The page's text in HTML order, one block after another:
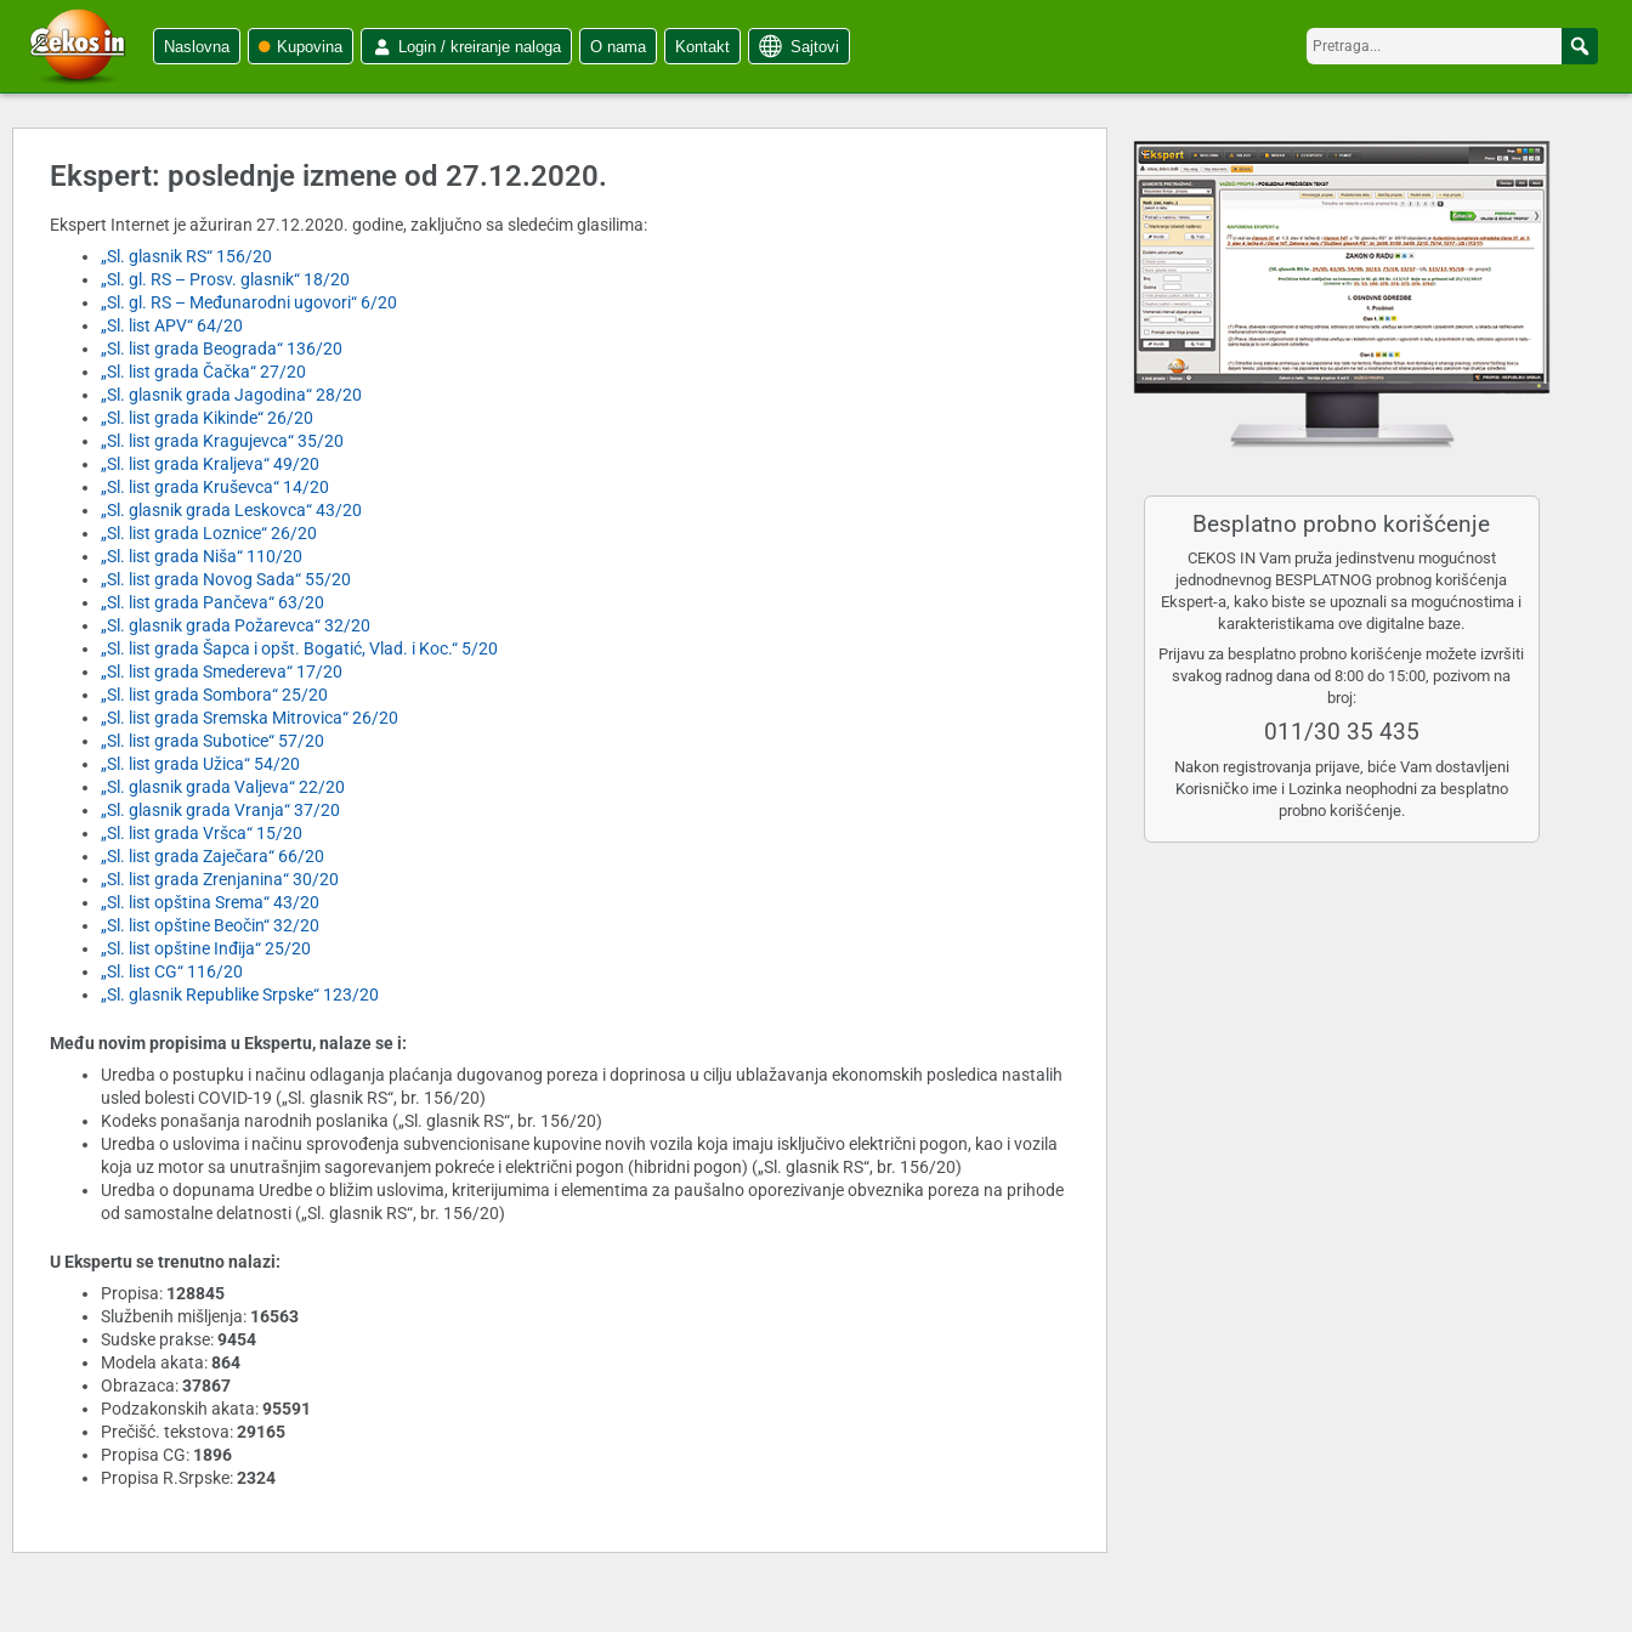
Naslovna Kupovina Login / kreiranje naloga O nama Kontakt Sajtovi
Ekspert: poslednje izmene od 27.12.2020.
Ekspert Internet je ažuriran 27.12.2020. godine, zaključno sa sledećim glasilima:
„Sl. glasnik RS“ 156/20
„Sl. gl. RS – Prosv. glasnik“ 18/20
„Sl. gl. RS – Međunarodni ugovori“ 6/20
„Sl. list APV“ 64/20
„Sl. list grada Beograda“ 136/20
„Sl. list grada Čačka“ 27/20
„Sl. glasnik grada Jagodina“ 28/20
„Sl. list grada Kikinde“ 26/20
„Sl. list grada Kragujevca“ 35/20
„Sl. list grada Kraljeva“ 49/20
„Sl. list grada Kruševca“ 14/20
„Sl. glasnik grada Leskovca“ 43/20
„Sl. list grada Loznice“ 26/20
„Sl. list grada Niša“ 110/20
„Sl. list grada Novog Sada“ 55/20
„Sl. list grada Pančeva“ 63/20
„Sl. glasnik grada Požarevca“ 32/20
„Sl. list grada Šapca i opšt. Bogatić, Vlad. i Koc.“ 5/20
„Sl. list grada Smedereva“ 17/20
„Sl. list grada Sombora“ 25/20
„Sl. list grada Sremska Mitrovica“ 26/20
„Sl. list grada Subotice“ 57/20
„Sl. list grada Užica“ 54/20
„Sl. glasnik grada Valjeva“ 22/20
„Sl. glasnik grada Vranja“ 37/20
„Sl. list grada Vršca“ 15/20
„Sl. list grada Zaječara“ 66/20
„Sl. list grada Zrenjanina“ 30/20
„Sl. list opština Srema“ 43/20
„Sl. list opštine Beočin“ 32/20
„Sl. list opštine Inđija“ 25/20
„Sl. list CG“ 116/20
„Sl. glasnik Republike Srpske“ 123/20
Među novim propisima u Ekspertu, nalaze se i:
Uredba o postupku i načinu odlaganja plaćanja dugovanog poreza i doprinosa u cilju ublažavanja ekonomskih posledica nastalih
usled bolesti COVID-19 („Sl. glasnik RS“, br. 156/20)
Kodeks ponašanja narodnih poslanika („Sl. glasnik RS“, br. 156/20)
Uredba o uslovima i načinu sprovođenja subvencionisane kupovine novih vozila koja imaju isključivo električni pogon, kao i vozila
koja uz motor sa unutrašnjim sagorevanjem pokreće i električni pogon (hibridni pogon) („Sl. glasnik RS“, br. 156/20)
Uredba o dopunama Uredbe o bližim uslovima, kriterijumima i elementima za paušalno oporezivanje obveznika poreza na prihode
od samostalne delatnosti („Sl. glasnik RS“, br. 156/20)
U Ekspertu se trenutno nalazi:
Propisa: 128845
Službenih mišljenja: 16563
Sudske prakse:9454
Modela akata:864
Obrazaca:37867
Podzakonskih akata:95591
Prečišć. tekstova:29165
Propisa CG: 1896
Propisa R.Srpske:2324
Besplatno probno korišćenje
CEKOS IN Vam pruža jedinstvenu mogućnost
jednodnevnog BESPLATNOG probnog korišćenja
Ekspert-a, kako biste se upoznali sa mogućnostima i
karakteristikama ove digitalne baze.
Prijavu za besplatno probno korišćenje možete izvršiti
svakog radnog dana od 8:00 do 15:00, pozivom na
broj:
011/30 35 435
Nakon registrovanja prijave, biće Vam dostavljeni
Korisničko ime i Lozinka neophodni za besplatno
probno korišćenje.